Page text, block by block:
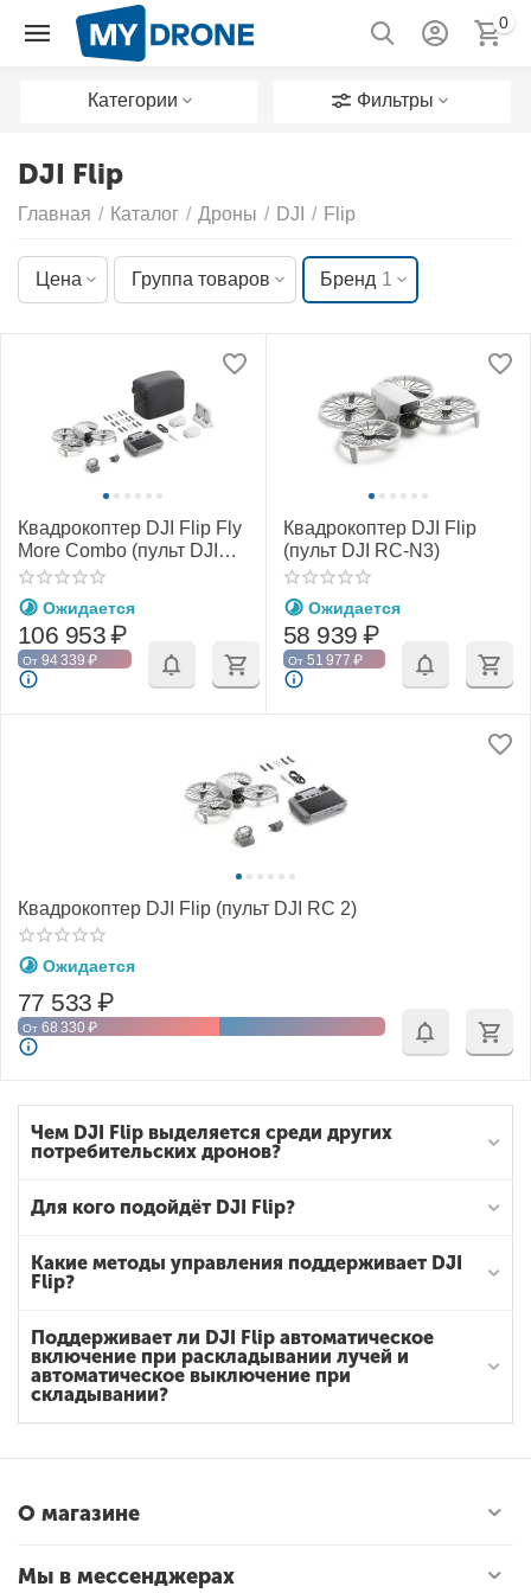
0
Категории Фильтры
DJI Flip
Главная / Каталог / Дроны / DJI / Flip
Цена Группа товаров Бренд 1
Чем DJI Flip выделяется среди других
потребительских дронов?
Для кого подойдёт DJI Flip?
Какие методы управления поддерживает DJI
Flip?
Поддерживает ли DJI Flip автоматическое
включение при раскладывании лучей и
автоматическое выключение при
складывании?
Квадрокоптер DJI Flip Fly
More Combo (пульт DJI
RC 2)
Ожидается
106 953₽
От 94 339 ₽
Квадрокоптер DJI Flip
(пульт DJI RC-N3)
Ожидается
58 939 ₽
От 51 977 ₽
Квадрокоптер DJI Flip (пульт DJI RC 2)
Ожидается
77 533 ₽
От 68 330 ₽
О магазине
Мы в мессенджерах